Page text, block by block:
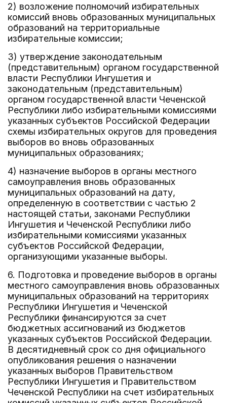
2) возложение полномочий избирательных
комиссий вновь образованных муниципальных
образований на территориальные
избирательные комиссии;
3) утверждение законодательным
(представительным) органом государственной
власти Республики Ингушетия и
законодательным (представительным)
органом государственной власти Чеченской
Республики либо избирательными комиссиями
указанных субъектов Российской Федерации
схемы избирательных округов для проведения
выборов во вновь образованных
муниципальных образованиях;
4) назначение выборов в органы местного
самоуправления вновь образованных
муниципальных образований на дату,
определенную в соответствии с частью 2
настоящей статьи, законами Республики
Ингушетия и Чеченской Республики либо
избирательными комиссиями указанных
субъектов Российской Федерации,
организующими указанные выборы.
6. Подготовка и проведение выборов в органы
местного самоуправления вновь образованных
муниципальных образований на территориях
Республики Ингушетия и Чеченской
Республики финансируются за счет
бюджетных ассигнований из бюджетов
указанных субъектов Российской Федерации.
В десятидневный срок со дня официального
опубликования решения о назначении
указанных выборов Правительством
Республики Ингушетия и Правительством
Чеченской Республики на счет избирательных